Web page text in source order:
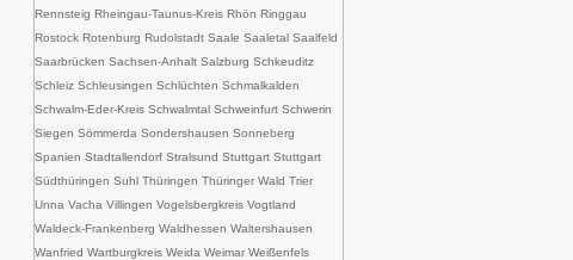
Rennsteig Rheingau-Taunus-Kreis Rhön Ringgau
Rostock Rotenburg Rudolstadt Saale Saaletal Saalfeld
Saarbrücken Sachsen-Anhalt Salzburg Schkeuditz
Schleiz Schleusingen Schlüchten Schmalkalden
Schwalm-Eder-Kreis Schwalmtal Schweinfurt Schwerin
Siegen Sömmerda Sondershausen Sonneberg
Spanien Stadtallendorf Stralsund Stuttgart Stuttgart
Südthüringen Suhl Thüringen Thüringer Wald Trier
Unna Vacha Villingen Vogelsbergkreis Vogtland
Waldeck-Frankenberg Waldhessen Waltershausen
Wanfried Wartburgkreis Weida Weimar Weißenfels